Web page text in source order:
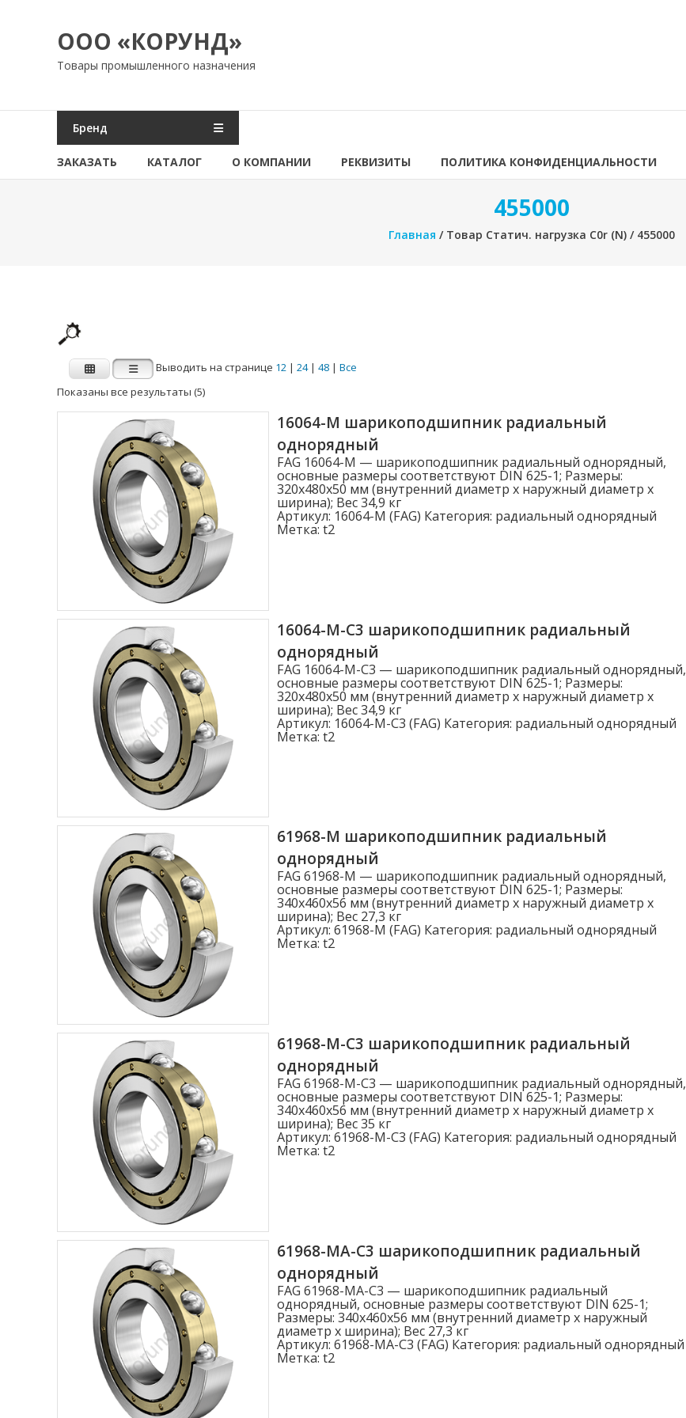
содержимомуООО «КОРУНД»
Товары промышленного назначения
Бренд
ЗАКАЗАТЬ КАТАЛОГ О КОМПАНИИ РЕКВИЗИТЫ ПОЛИТИКА КОНФИДЕНЦИАЛЬНОСТИ
455000
Главная / Товар Статич. нагрузка C0r (N) / 455000
FAG INA
Внутренний диаметр d (мм)
1.000
2.000
4.000
4.762
Показать больше
Показать больше
Ширина B (мм)
1.000
2.500
4.000
Показать больше
Динамическая нагрузка Cr (N)
Статическая нагрузка C0r (N)
Статическая нагрузка C0r (N)
Выводить на странице 12 | 24| 48 | Все
Показаны все результаты (5)
16064-M шарикоподшипник радиальный
однорядный
FAG 16064-M — шарикоподшипник радиальный однорядный,
основные размеры соответствуют DIN 625-1; Размеры:
320x480x50 мм (внутренний диаметр x наружный диаметр x
ширина); Вес 34,9 кг
Артикул: 16064-M (FAG) Категория: радиальный однорядный
Метка: t2
16064-M-C3 шарикоподшипник радиальный
однорядный
FAG 16064-M-C3 — шарикоподшипник радиальный однорядный,
основные размеры соответствуют DIN 625-1; Размеры:
320x480x50 мм (внутренний диаметр x наружный диаметр x
ширина); Вес 34,9 кг
Артикул: 16064-M-C3 (FAG) Категория: радиальный однорядный
Метка: t2
61968-M шарикоподшипник радиальный
однорядный
FAG 61968-M — шарикоподшипник радиальный однорядный,
основные размеры соответствуют DIN 625-1; Размеры:
340x460x56 мм (внутренний диаметр x наружный диаметр x
ширина); Вес 27,3 кг
Артикул: 61968-M (FAG) Категория: радиальный однорядный
Метка: t2
61968-M-C3 шарикоподшипник радиальный
однорядный
FAG 61968-M-C3 — шарикоподшипник радиальный однорядный,
основные размеры соответствуют DIN 625-1; Размеры:
340x460x56 мм (внутренний диаметр x наружный диаметр x
ширина); Вес 35 кг
Артикул: 61968-M-C3 (FAG) Категория: радиальный однорядный
Метка: t2
61968-MA-C3 шарикоподшипник радиальный
однорядный
FAG 61968-MA-C3 — шарикоподшипник радиальный
однорядный, основные размеры соответствуют DIN 625-1;
Размеры: 340x460x56 мм (внутренний диаметр x наружный
диаметр x ширина); Вес 27,3 кг
Артикул: 61968-MA-C3 (FAG) Категория: радиальный однорядный
Метка: t2